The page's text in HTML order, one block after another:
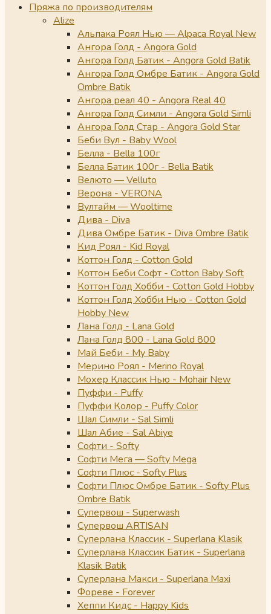
Пряжа по производителям
Alize
Альпака Роял Нью — Alpaca Royal New
Ангора Голд - Angora Gold
Ангора Голд Батик - Angora Gold Batik
Ангора Голд Омбре Батик - Angora Gold
Ombre Batik
Ангора реал 40 - Angora Real 40
Ангора Голд Симли - Angora Gold Simli
Ангора Голд Стар - Angora Gold Star
Беби Вул - Baby Wool
Белла - Bella 100г
Белла Батик 100г - Bella Batik
Велюто — Velluto
Верона - VERONA
Вултайм — Wooltime
Дива - Diva
Дива Омбре Батик - Diva Ombre Batik
Кид Роял - Kid Royal
Коттон Голд - Cotton Gold
Коттон Беби Софт - Cotton Baby Soft
Коттон Голд Хобби - Cotton Gold Hobby
Коттон Голд Хобби Нью - Cotton Gold
Hobby New
Лана Голд - Lana Gold
Лана Голд 800 - Lana Gold 800
Май Беби - My Baby
Мерино Роял - Merino Royal
Мохер Классик Нью - Mohair New
Пуффи - Puffy
Пуффи Колор - Puffy Color
Шал Симли - Sal Simli
Шал Абие - Sal Abiye
Софти - Softy
Софти Мега — Softy Mega
Софти Плюс - Softy Plus
Софти Плюс Омбре Батик - Softy Plus
Ombre Batik
Супервош - Superwash
Супервош ARTISAN
Суперлана Классик - Superlana Klasik
Суперлана Классик Батик - Superlana
Klasik Batik
Суперлана Макси - Superlana Maxi
Фореве - Forever
Хеппи Кидс - Happy Kids